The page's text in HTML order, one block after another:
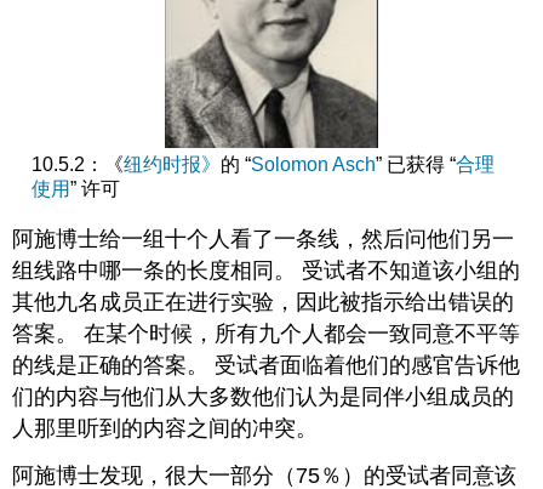
10.5.2：《纽约时报》 的 “Solomon Asch” 已获得 “合理
使用” 许可
阿施博士给一组十个人看了一条线，然后问他们另一
组线路中哪一条的长度相同。 受试者不知道该小组的
其他九名成员正在进行实验，因此被指示给出错误的
答案。 在某个时候，所有九个人都会一致同意不平等
的线是正确的答案。 受试者面临着他们的感官告诉他
们的内容与他们从大多数他们认为是同伴小组成员的
人那里听到的内容之间的冲突。
阿施博士发现，很大一部分（75％）的受试者同意该